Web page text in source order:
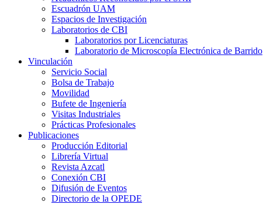
Escuadrón UAM
Espacios de Investigación
Laboratorios de CBI
Laboratorios por Licenciaturas
Laboratorio de Microscopía Electrónica de Barrido
Vinculación
Servicio Social
Bolsa de Trabajo
Movilidad
Bufete de Ingeniería
Visitas Industriales
Prácticas Profesionales
Publicaciones
Producción Editorial
Librería Virtual
Revista Azcatl
Conexión CBI
Difusión de Eventos
Directorio de la OPEDE